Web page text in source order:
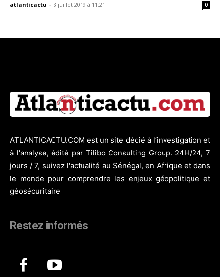
atlanticactu - 3 juillet 2019 à 11:21 0
ATLANTICACTU.COM est un site dédié à l’investigation et
à l'analyse, édité par Tilibo Consulting Group. 24H/24, 7
jours / 7, suivez l'actualité au Sénégal, en Afrique et dans
le monde pour comprendre les enjeux géopolitique et
géosécuritaire
Restez informés